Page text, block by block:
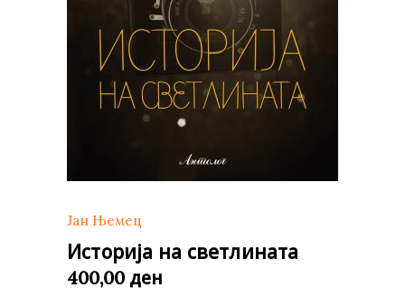
Јан Њемец
Историја на светлината
400,00 ден